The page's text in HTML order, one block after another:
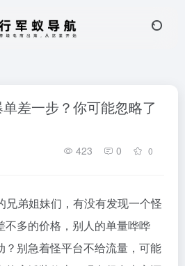
差一步？你可能忽略了
423 0 0
兄弟姐妹们，有没有发现一个怪
不多的价格，别人的单量哗哗
？别急着怪平台不给流量，可能